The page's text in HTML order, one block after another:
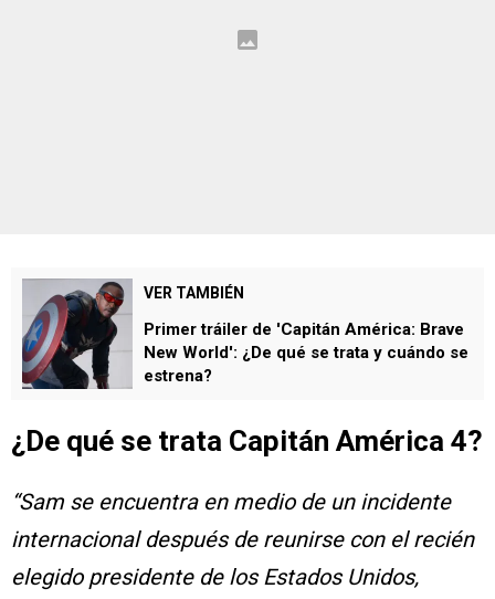
VER TAMBIÉN
Primer tráiler de 'Capitán América: Brave
New World': ¿De qué se trata y cuándo se
estrena?
¿De qué se trata Capitán América 4?
“Sam se encuentra en medio de un incidente
internacional después de reunirse con el recién
elegido presidente de los Estados Unidos,